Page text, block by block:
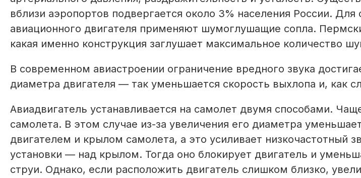
вблизи аэропортов подвергается около 3% населения России.
авиационного двигателя применяют шумоглушащие сопла.
какая именно конструкция заглушает максимальное количество
В современном авиастроении ограничение вредного звука
диаметра двигателя — так уменьшается скорость выхлопа и, как
Авиадвигатель устанавливается на самолет двумя способами.
самолета. В этом случае из-за увеличения его диаметра
двигателем и крылом самолета, а это усиливает низкочастотный
установки — над крылом. Тогда оно блокирует двигатель и
струи. Однако, если расположить двигатель слишком близко,